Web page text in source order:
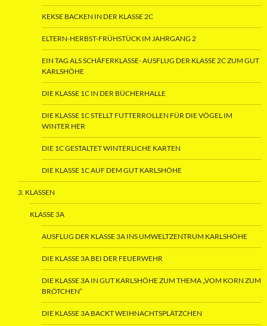
KEKSE BACKEN IN DER KLASSE 2C
ELTERN-HERBST-FRÜHSTÜCK IM JAHRGANG 2
EIN TAG ALS SCHÄFERKLASSE- AUSFLUG DER KLASSE 2C ZUM GUT
KARLSHÖHE
DIE KLASSE 1C IN DER BÜCHERHALLE
DIE KLASSE 1C STELLT FUTTERROLLEN FÜR DIE VÖGEL IM
WINTER HER
DIE 1C GESTALTET WINTERLICHE KARTEN
DIE KLASSE 1C AUF DEM GUT KARLSHÖHE
3. KLASSEN
KLASSE 3A
AUSFLUG DER KLASSE 3A INS UMWELTZENTRUM KARLSHÖHE
DIE KLASSE 3A BEI DER FEUERWEHR
DIE KLASSE 3A IN GUT KARLSHÖHE ZUM THEMA „VOM KORN ZUM
BRÖTCHEN“
DIE KLASSE 3A BACKT WEIHNACHTSPLÄTZCHEN